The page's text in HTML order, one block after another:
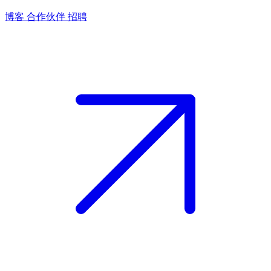
博客 合作伙伴 招聘